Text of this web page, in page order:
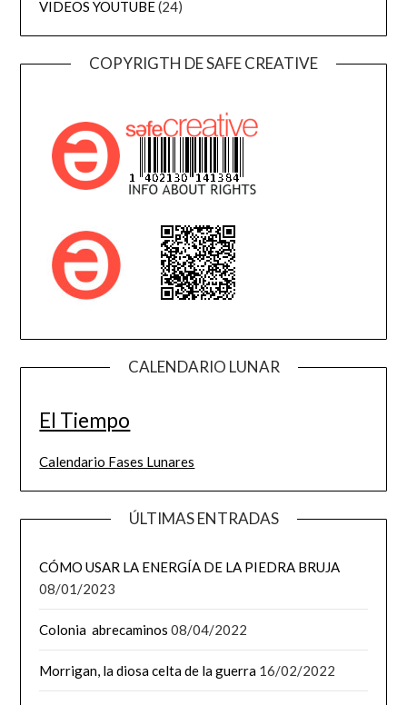
VIDEOS YOUTUBE(24)
COPYRIGTH DE SAFE CREATIVE
CALENDARIO LUNAR
El Tiempo
Calendario Fases Lunares
ÚLTIMAS ENTRADAS
CÓMO USAR LA ENERGÍA DE LA PIEDRA BRUJA
08/01/2023
Colonia abrecaminos 08/04/2022
Morrigan, la diosa celta de la guerra 16/02/2022